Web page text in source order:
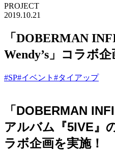
PROJECT
2019.10.21
「DOBERMAN
Wendy’s」コラボ企
#SP#イベント #タイアップ
「DOBERMAN
アルバム『5IVE』
ラボ企画を実施！